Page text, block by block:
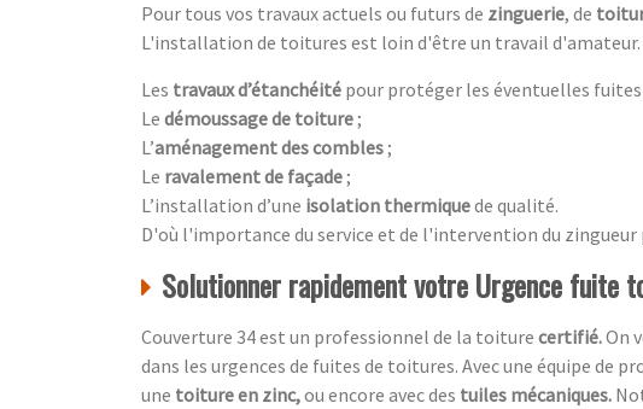
Pour tous vos travaux actuels ou futurs de zinguerie, de
L'installation de toitures est loin d'être un travail
Les travaux d’étanchéité pour protéger les éventuelles fuites
Le démoussage de toiture;
L’aménagement des combles;
Le ravalement de façade;
L’installation d’une isolation thermiquede qualité.
D'où l'importance du service et de l'intervention du
Solutionner rapidement votre Urgence fuite
Couverture 34 est un professionnel de la toiture certifié.On
dans les urgences de fuites de toitures. Avec une équipe
une toiture en zinc,ou encore avec des tuiles mécaniques.